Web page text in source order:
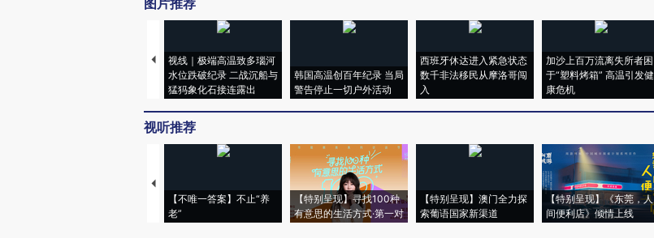
图片推荐
视线｜极端高温致多瑙河
水位跌破纪录 二战沉船与
猛犸象化石接连露出
韩国高温创百年纪录 当局
警告停止一切户外活动
西班牙休达进入紧急状态
数千非法移民从摩洛哥闯
入
加沙上百万流离失所者困
于“塑料烤箱” 高温引发健
康危机
视听推荐
【不唯一答案】不止“养
老”
【特别呈现】寻找100种
有意思的生活方式·第一对
【特别呈现】澳门全力探
索葡语国家新渠道
【特别呈现】《东莞，人
间便利店》倾情上线